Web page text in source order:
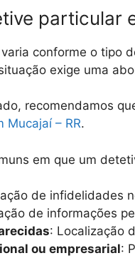
particular
conforme o tipo
exige uma
recomendamos
Mucajaí – RR.
em que um
de infidelidades
de informações
: Localização
ou empresarial: